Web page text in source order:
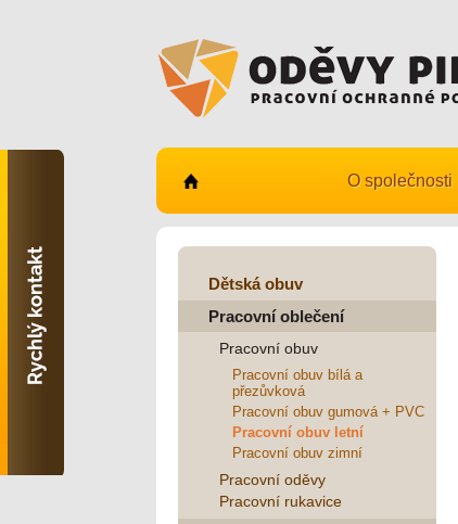
O společnosti
Dětská obuv
Pracovní oblečení
Pracovní obuv
Pracovní obuv bílá a
přezůvková
Pracovní obuv gumová + PVC
Pracovní obuv letní
Pracovní obuv zimní
Pracovní oděvy
Pracovní rukavice
Kontaktujte nás
info@odevy-pilar.cz